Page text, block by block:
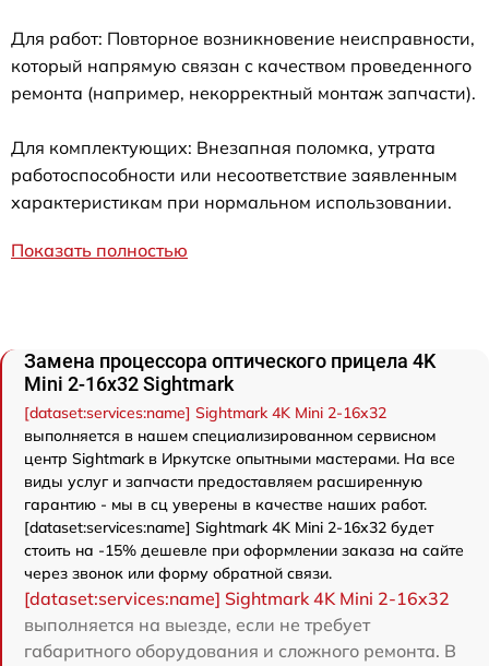
Для работ: Повторное возникновение неисправности,
который напрямую связан с качеством проведенного
ремонта (например, некорректный монтаж запчасти).
Для комплектующих: Внезапная поломка, утрата
работоспособности или несоответствие заявленным
характеристикам при нормальном использовании.
Показать полностью
Замена процессора оптического прицела 4K
Mini 2-16x32 Sightmark
[dataset:services:name] Sightmark 4K Mini 2-16x32
выполняется в нашем специализированном сервисном
центр Sightmark в Иркутске опытными мастерами. На все
виды услуг и запчасти предоставляем расширенную
гарантию - мы в сц уверены в качестве наших работ.
[dataset:services:name] Sightmark 4K Mini 2-16x32 будет
стоить на -15% дешевле при оформлении заказа на сайте
через звонок или форму обратной связи.
[dataset:services:name] Sightmark 4K Mini 2-16x32
выполняется на выезде, если не требует
габаритного оборудования и сложного ремонта. В